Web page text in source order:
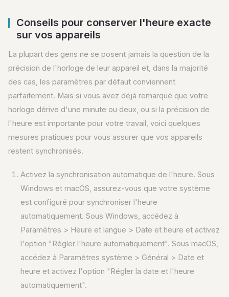
Conseils pour conserver l'heure exacte
sur vos appareils
La plupart des gens ne se posent jamais la question de la
précision de l'horloge de leur appareil et, dans la majorité
des cas, les paramètres par défaut conviennent
parfaitement. Mais si vous avez déjà remarqué que votre
horloge dérive d'une minute ou deux, ou si la précision de
l'heure est importante pour votre travail, voici quelques
mesures pratiques pour vous assurer que vos appareils
restent synchronisés.
Activez la synchronisation automatique de l'heure. Sous
Windows et macOS, assurez-vous que votre système
est configuré pour synchroniser l'heure
automatiquement. Sous Windows, accédez à
Paramètres > Heure et langue > Date et heure et activez
l'option "Régler l'heure automatiquement". Sous macOS,
accédez à Paramètres système > Général > Date et
heure et activez l'option "Régler la date et l'heure
automatiquement".